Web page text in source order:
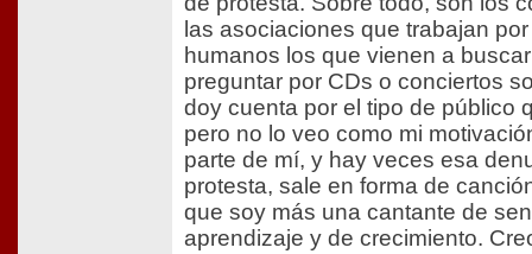
las asociaciones que trabajan
humanos los que vienen a
preguntar por CDs o conciertos
doy cuenta por el tipo de público
pero no lo veo como mi
parte de mí, y hay veces esa
protesta, sale en forma de
que soy más una cantante de
aprendizaje y de crecimiento.